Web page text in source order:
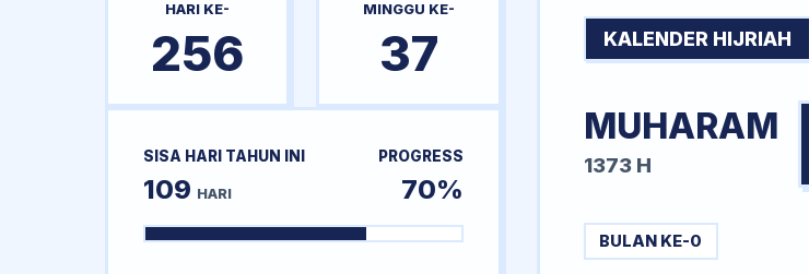
HARI KE-
256
MINGGU KE-
37
SISA HARI TAHUN INI
109 HARI
PROGRESS
70%
KALENDER HIJRIAH
MUHARAM
1373 H
BULAN KE-0